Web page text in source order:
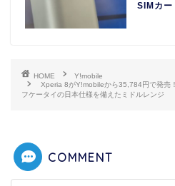
SIMカー
HOME
Y!mobile
Xperia 8がY!mobileから35,784円で発売
フケータイの日本仕様を備えたミドルレンジ
COMMENT